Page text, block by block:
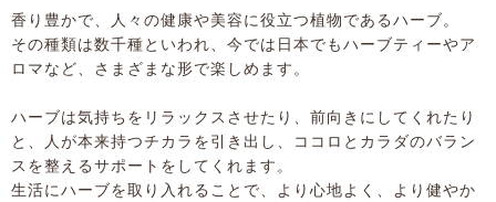
香り豊かで、人々の健康や美容に役立つ植物であるハーブ。
その種類は数千種といわれ、今では日本でもハーブティーやア
ロマなど、さまざまな形で楽しめます。
ハーブは気持ちをリラックスさせたり、前向きにしてくれたり
と、人が本来持つチカラを引き出し、ココロとカラダのバラン
スを整えるサポートをしてくれます。
生活にハーブを取り入れることで、より心地よく、より健やか